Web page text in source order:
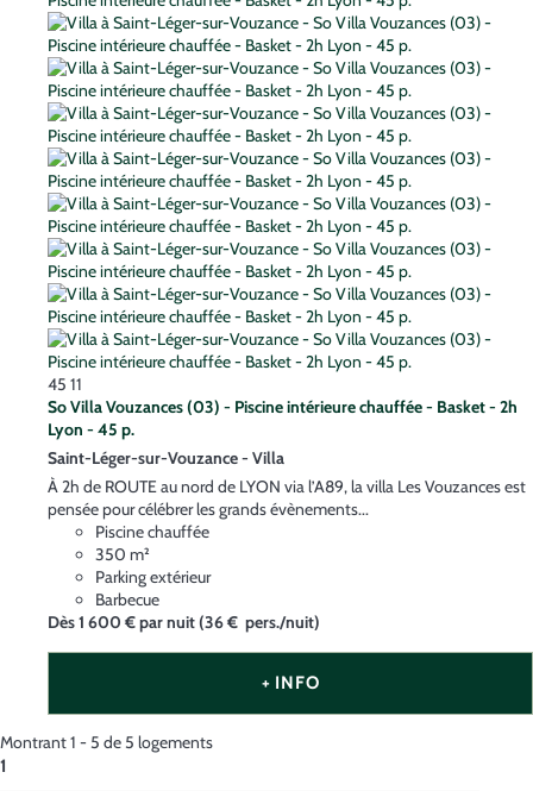
45 11
So Villa Vouzances (03) - Piscine intérieure chauffée - Basket - 2h
Lyon - 45 p.
Saint-Léger-sur-Vouzance - Villa
À 2h de ROUTE au nord de LYON via l’A89, la villa Les Vouzances est
pensée pour célébrer les grands évènements...
Piscine chauffée
350 m²
Parking extérieur
Barbecue
Dès1 600 €par nuit(36 € pers./nuit)
+ INFO
Montrant 1 - 5 de 5 logements
1